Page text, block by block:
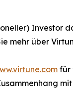
Investor
mehr über
für